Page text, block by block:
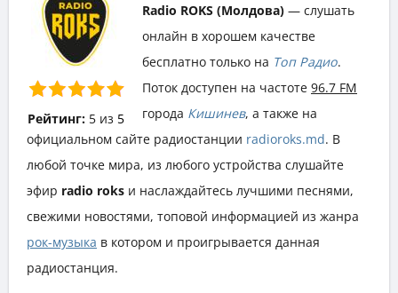
Рейтинг: 5из 5
Radio ROKS (Молдова) — слушать
онлайн в хорошем качестве
бесплатно только на Топ Радио.
Поток доступен на частоте 96.7 FM
города Кишинев, а также на
официальном сайте радиостанции radioroks.md. В
любой точке мира, из любого устройства слушайте
эфир radio roks и наслаждайтесь лучшими песнями,
свежими новостями, топовой информацией из жанра
рок-музыка в котором и проигрывается данная
радиостанция.